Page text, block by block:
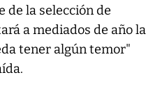
de la selección de
a mediados de año la
tener algún temor"